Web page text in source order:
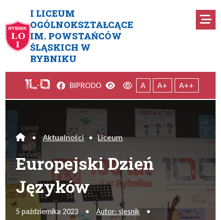
I LICEUM
OGÓLNOKSZTAŁCĄCE
IM. POWSTAŃCÓW
ŚLĄSKICH W
RYBNIKU
Europejski Dzień Języków
Facebook
BIPRODO Wersja kontrastowa
Wersja domyślna
A A+ A++
Home
• Aktualności • Liceum
Europejski Dzień
Języków
5 października 2023 • Autor: slesnik •